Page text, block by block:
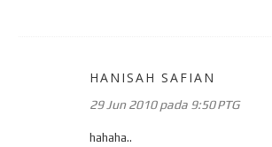
HANISAH SAFIAN
29 Jun 2010 pada 9:50 PTG
hahaha..